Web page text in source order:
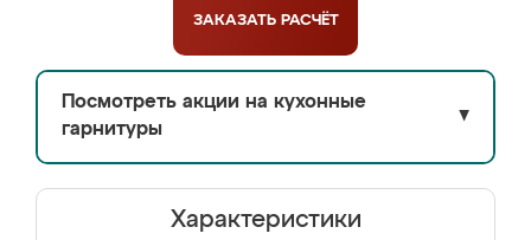
ЗАКАЗАТЬ РАСЧЁТ
Посмотреть акции на кухонные
гарнитуры
▼
Характеристики